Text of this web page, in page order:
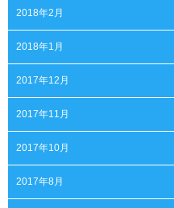
2018年2月
2018年1月
2017年12月
2017年11月
2017年10月
2017年8月